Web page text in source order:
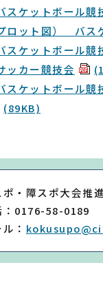
スケットボール競
ロット図）＿バ
スケットボール競
ッカー競技会
スケットボール競
(89KB)
ポ・障スポ大会推
：0176-58-0189
：